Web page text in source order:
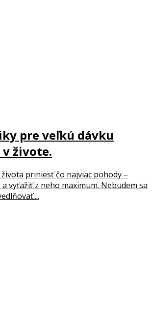
pre veľkú dávku
živote.
života priniesť čo najviac pohody –
vyťažiť z neho maximum. Nebudem sa